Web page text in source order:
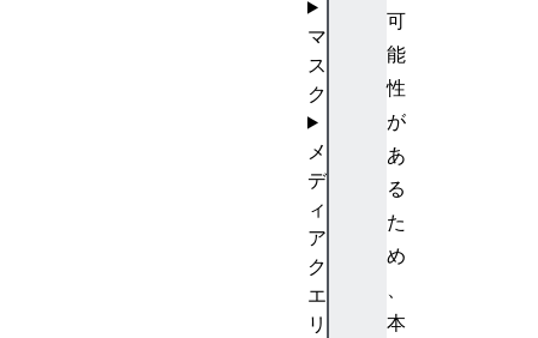
可
能
性
が
あ
る
た
め
本
マ
ス
ク
メ
デ
ィ
ア
ク
エ
リ